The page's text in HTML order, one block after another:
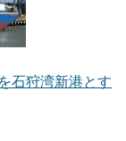
石狩湾新港とす